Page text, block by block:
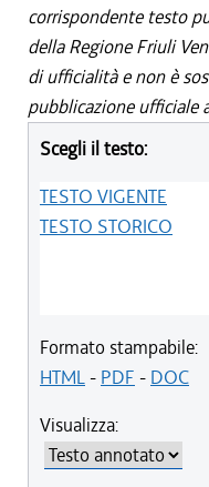
corrispondente testo
della Regione Friuli
di ufficialità e non è
pubblicazione ufficiale
Scegli il testo:
TESTO VIGENTE
TESTO STORICO
Formato stampabile:
HTML- PDF - DOC
Visualizza: